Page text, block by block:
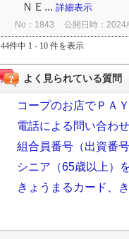
ＮＥ... 詳細表示
No：1843 公開日時：
44件中 1 - 10 件を表示
よく見られている質問
コープのお店でＰＡ
電話による問い合わ
組合員番号（出資番
シニア（65歳以上）
きょうまるカード、